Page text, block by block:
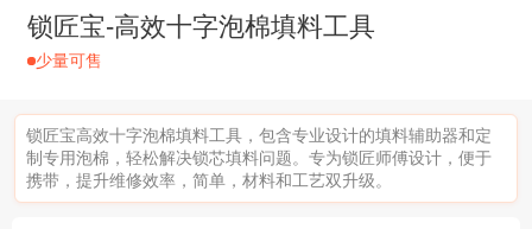
锁匠宝-高效十字泡棉填料工具
少量可售
锁匠宝高效十字泡棉填料工具，包含专业设计的填料辅助器和定
制专用泡棉，轻松解决锁芯填料问题。专为锁匠师傅设计，便于
携带，提升维修效率，简单，材料和工艺双升级。